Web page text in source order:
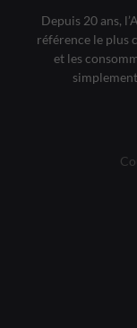
Depuis 20 ans,
référence le plus
et les